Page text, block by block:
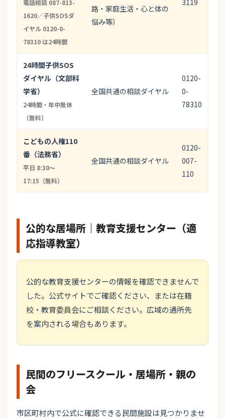
電話相談 087-813-
1620／子供SOSダ
イヤル 0120-0-
78310 は24時間
路・家庭生活・心と体の
悩み等）
3119
24時間子供SOS
ダイヤル（文部科
学省）
24時間・年中無休
（無料）
全国共通の相談ダイヤル
0120-
0-
78310
こどもの人権110
番（法務省）
平日 8:30〜
17:15（無料）
全国共通の相談ダイヤル
0120-
007-
110
公的な居場所｜教育支援センター（適
応指導教室）
公的な教育支援センターの情報を確認できませんで
した。公式サイトでご確認ください、または在籍
校・教育委員会にご相談ください。広域の通所先
を案内される場合もあります。
民間のフリースクール・居場所・親の
会
市区町村内で公式に確認できる民間施設は見つかりませ